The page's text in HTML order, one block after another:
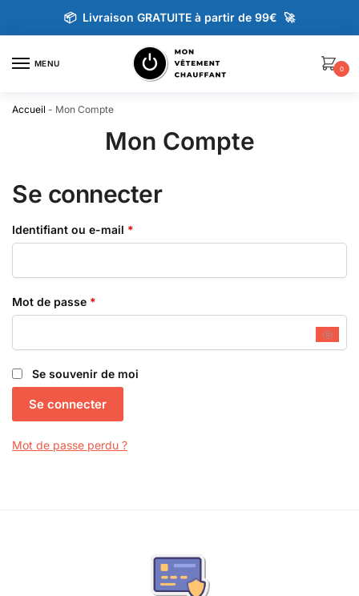
📦 Livraison GRATUITE à partir de 99€ 🚀
MENU
0
Accueil - Mon Compte
Mon Compte
Se connecter
Identifiant ou e-mail *
Mot de passe *
Se souvenir de moi
Se connecter
Mot de passe perdu ?